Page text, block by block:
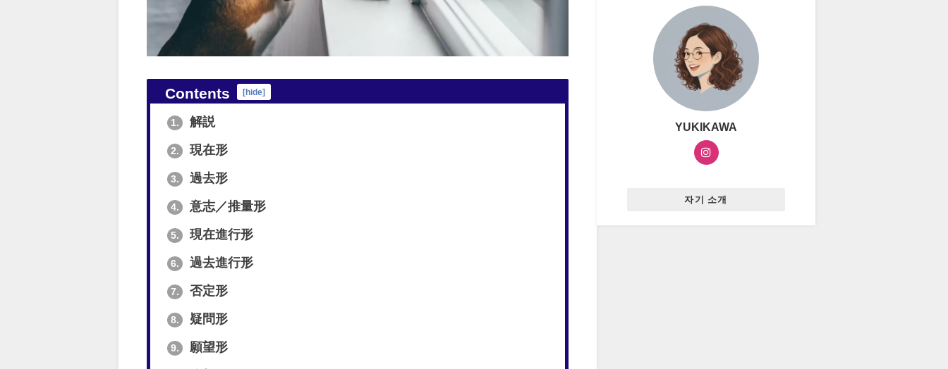
Contents [hide]
1. 解説
2. 現在形
3. 過去形
4. 意志／推量形
5. 現在進行形
6. 過去進行形
7. 否定形
8. 疑問形
9. 願望形
YUKIKAWA
자기 소개